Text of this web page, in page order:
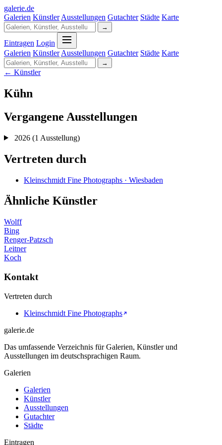
galerie.de
Galerien Künstler Ausstellungen Gutachter Städte Karte
→
Eintragen Login
Galerien Künstler Ausstellungen Gutachter Städte Karte
→
← Künstler
Kühn
Vergangene Ausstellungen
2026 (1 Ausstellung)
Vertreten durch
Kleinschmidt Fine Photographs · Wiesbaden
Ähnliche Künstler
Wolff
Bing
Renger-Patzsch
Leitner
Koch
Kontakt
Vertreten durch
Kleinschmidt Fine Photographs
galerie.de
Das umfassende Verzeichnis für Galerien, Künstler und
Ausstellungen im deutschsprachigen Raum.
Galerien
Galerien
Künstler
Ausstellungen
Gutachter
Städte
Eintragen